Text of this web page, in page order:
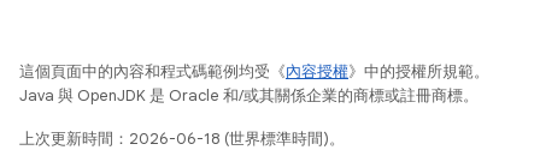
這個頁面中的內容和程式碼範例均受《內容授權》中的授權所規範。
Java 與 OpenJDK 是 Oracle 和/或其關係企業的商標或註冊商標。
上次更新時間：2026-06-18 (世界標準時間)。